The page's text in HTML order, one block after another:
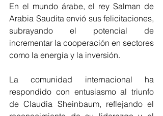
En el mundo árabe, el rey Salman de
Arabia Saudita envió sus felicitaciones,
subrayando el potencial de
incrementar la cooperación en sectores
como la energía y la inversión.
La comunidad internacional ha
respondido con entusiasmo al triunfo
de Claudia Sheinbaum, reflejando el